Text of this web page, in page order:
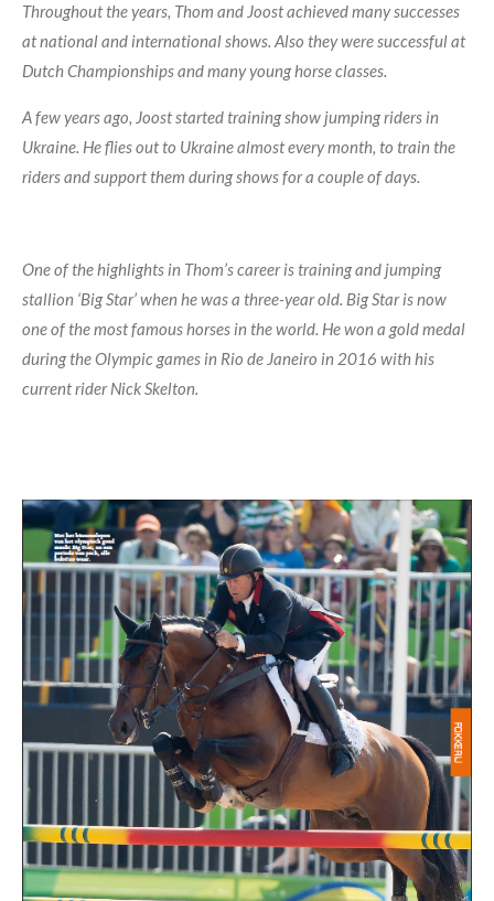
Throughout the years, Thom and Joost achieved many successes
at national and international shows. Also they were successful at
Dutch Championships and many young horse classes.
A few years ago, Joost started training show jumping riders in
Ukraine. He flies out to Ukraine almost every month, to train the
riders and support them during shows for a couple of days.
One of the highlights in Thom’s career is training and jumping
stallion ‘Big Star’ when he was a three-year old. Big Star is now
one of the most famous horses in the world. He won a gold medal
during the Olympic games in Rio de Janeiro in 2016 with his
current rider Nick Skelton.